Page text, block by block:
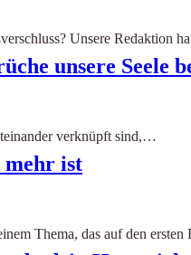
Unsere Redaktion
unsere Seele
verknüpft sind,…
mehr ist
Thema, das auf den